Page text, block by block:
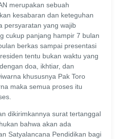
merupakan sebuah
kesabaran dan keteguhan
persyaratan yang wajib
cukup panjang hampir 7 bulan
berkas sampai presentasi
tentu bukan waktu yang
doa, ikhtiar, dan
khususnya Pak Toro
maka semua proses itu
dikirimkannya surat tertanggal
bahwa akan ada
Satyalancana Pendidikan bagi